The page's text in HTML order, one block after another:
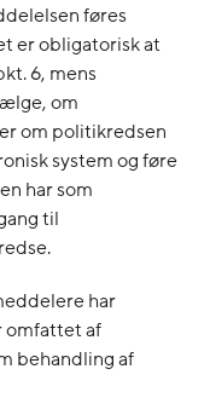
føres
er obligatorisk at
6, mens
om
om politikredsen
system og føre
har som
til
har
omfattet af
behandling af